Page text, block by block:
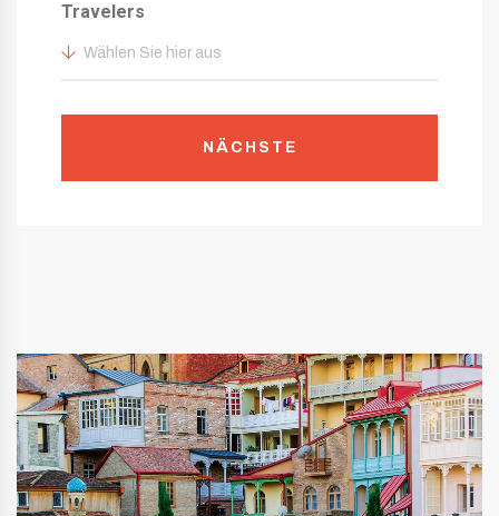
Travelers
Wählen Sie hier aus
NÄCHSTE